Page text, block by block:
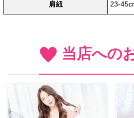
肩紐 23-
当店への